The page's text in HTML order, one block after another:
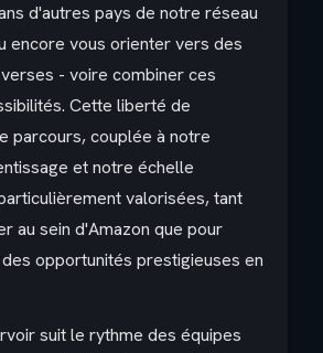
d'autres pays de notre réseau
encore vous orienter vers des
- voire combiner ces
Cette liberté de
parcours, couplée à notre
et notre échelle
valorisées, tant
au sein d'Amazon que pour
opportunités prestigieuses en
suit le rythme des équipes